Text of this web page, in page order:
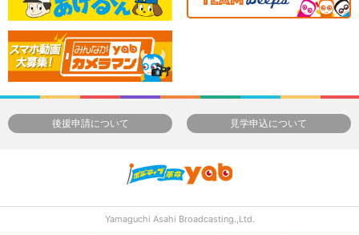
後援申請について 見学申込について
Yamaguchi Asahi Broadcasting.,Ltd.